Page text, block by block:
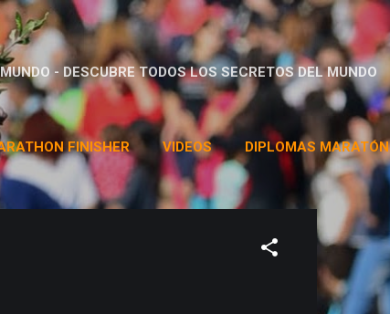
- DESCUBRE TODOS LOS SECRETOS DEL MUNDO
FINISHER VIDEOS DIPLOMAS MARATÓN
CHAMPIONCHIP